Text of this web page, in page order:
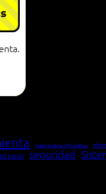
historia de la Informática
social seguridad